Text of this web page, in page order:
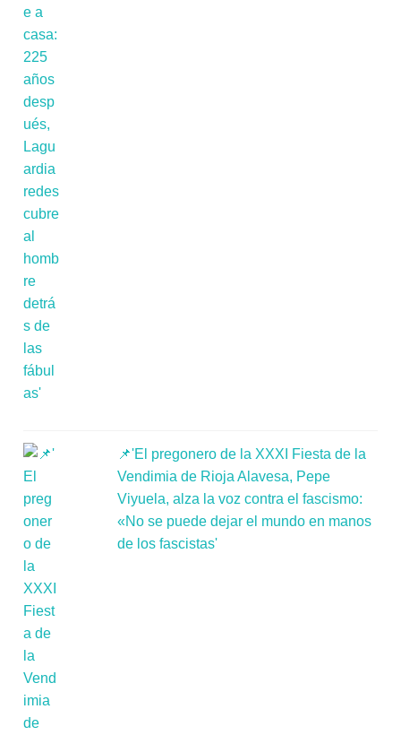
📌'El pregonero de la XXXI Fiesta de la
Vendimia de Rioja Alavesa, Pepe
Viyuela, alza la voz contra el fascismo:
«No se puede dejar el mundo en manos
de los fascistas'